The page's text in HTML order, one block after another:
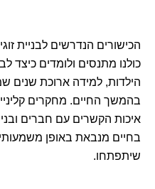
הכישורים הנדרשים לבניית
כולנו מתנסים ולומדים כיצד
הילדות, למידה ארוכת שנים
בהמשך החיים. מחקרים
איכות הקשרים עם חברים
בחיים מנבאת באופן
שיתפתחו.